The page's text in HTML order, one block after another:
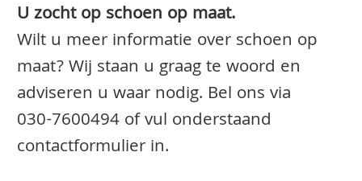
U zocht op schoen op maat.
Wilt u meer informatie over schoen op
maat? Wij staan u graag te woord en
adviseren u waar nodig. Bel ons via
030-7600494of vul onderstaand
contactformulier in.